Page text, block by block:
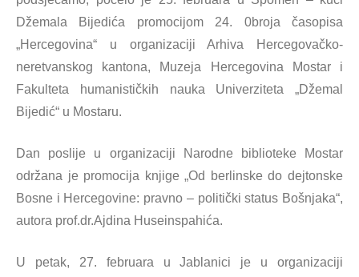
Džemala Bijedića promocijom 24. 0broja časopisa
„Hercegovina“ u organizaciji Arhiva Hercegovačko-
neretvanskog kantona, Muzeja Hercegovina Mostar i
Fakulteta humanističkih nauka Univerziteta „Džemal
Bijedić“ u Mostaru.
Dan poslije u organizaciji Narodne biblioteke Mostar
održana je promocija knjige „Od berlinske do dejtonske
Bosne i Hercegovine: pravno – politički status Bošnjaka“,
autora prof.dr.Ajdina Huseinspahića.
U petak, 27. februara u Jablanici je u organizaciji